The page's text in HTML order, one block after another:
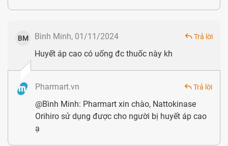
số thực phẩm chức năng hỗ trợ điều trị đột quỵ, hiện tại tôi
cả rất hợp lý.
Chị Lan (40 tuổi, Nha Trang)
Bố tôi đã hơn 70 tuổi, không may năm ngoái bị đột quỵ.
May mắn là qua khỏi cơn nguy kịch. Tôi đã tham khảo ý
kiến bác sĩ và bắt đầu mua Nattokinase Orihiro cho bố sử
dụng sau quá trình điều trị. Đột quỵ là căn bệnh đến rất bất
BM Bình Minh, 01/11/2024 Trả lời
Huyết áp cao có uống đc thuốc này kh
Pharmart.vn Trả lời
@Bình Minh: Pharmart xin chào, Nattokinase
Orihiro sử dụng được cho người bị huyết áp cao
ạ